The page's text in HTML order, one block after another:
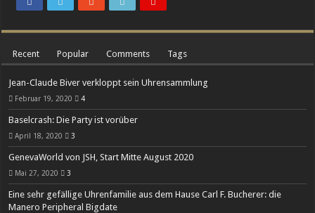
Recent Popular Comments Tags
Jean-Claude Biver verkloppt sein Uhrensammlung
Februar 19, 2020 4
Baselcrash: Die Party ist vorüber
April 18, 2020 3
GenevaWorld von JSH, Start Mitte August 2020
Mai 27, 2020 3
Eine sehr gefällige Uhrenfamilie aus dem Hause Carl F. Bucherer: die
Manero Peripheral Bigdate